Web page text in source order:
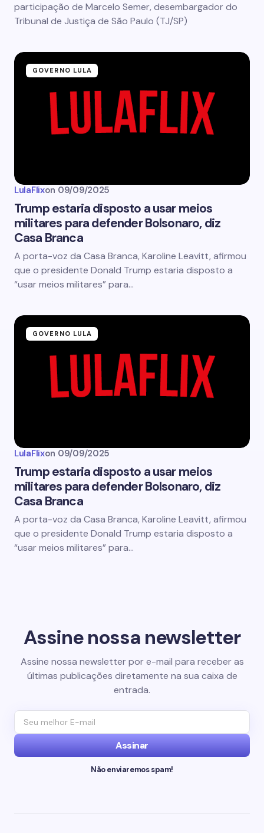
participação de Marcelo Semer, desembargador do
Tribunal de Justiça de São Paulo (TJ/SP)
GOVERNO LULA
LulaFlixon 09/09/2025
Trump estaria disposto a usar meios
militares para defender Bolsonaro, diz
Casa Branca
A porta-voz da Casa Branca, Karoline Leavitt, afirmou
que o presidente Donald Trump estaria disposto a
“usar meios militares” para…
GOVERNO LULA
LulaFlixon 09/09/2025
Trump estaria disposto a usar meios
militares para defender Bolsonaro, diz
Casa Branca
A porta-voz da Casa Branca, Karoline Leavitt, afirmou
que o presidente Donald Trump estaria disposto a
“usar meios militares” para…
Assine nossa newsletter
Assine nossa newsletter por e-mail para receber as
últimas publicações diretamente na sua caixa de
entrada.
Assinar
Não enviaremos spam!